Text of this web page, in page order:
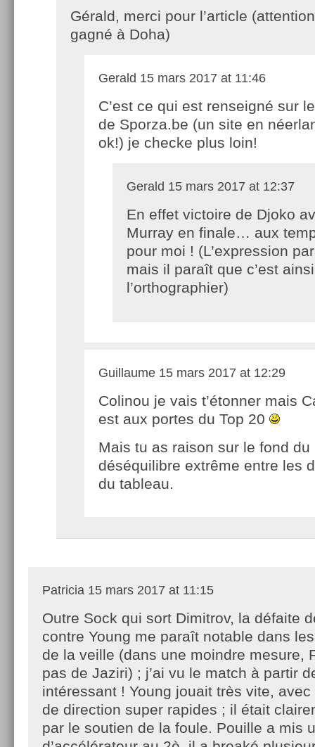
Gérald, merci pour l’article
gagné à Doha)
Gerald 15 mars 2017 at 11:46
C’est ce qui est renseigné sur
de Sporza.be (un site en
ok!) je checke plus loin!
Gerald 15 mars 2017 at 12:37
En effet victoire de Djoko
Murray en finale… aux
pour moi ! (L’expression
mais il paraît que c’est
l’orthographier)
Guillaume 15 mars 2017 at 12:29
Colinou je vais t’étonner mais
est aux portes du Top 20
Mais tu as raison sur le fond du
déséquilibre extrême entre les
du tableau.
Patricia 15 mars 2017 at 11:15
Outre Sock qui sort Dimitrov, la défaite
contre Young me paraît notable dans
de la veille (dans une moindre mesure,
pas de Jaziri) ; j’ai vu le match à partir
intéressant ! Young jouait très vite,
de direction super rapides ; il était
par le soutien de la foule. Pouille a mis